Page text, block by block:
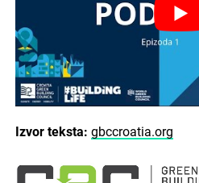
Izvor teksta: gbccroatia.org